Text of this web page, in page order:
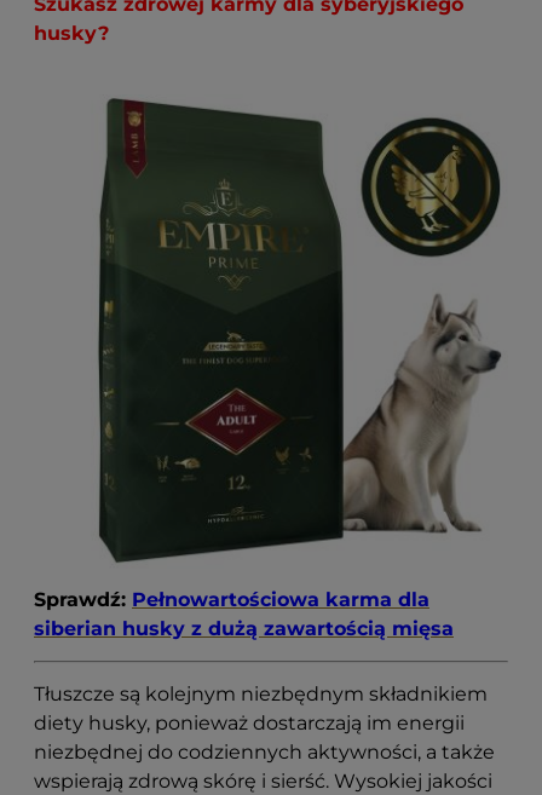
husky?
Sprawdź: Pełnowartościowa karma dla
siberian husky z dużą zawartością mięsa
Tłuszcze są kolejnym niezbędnym składnikiem
diety husky, ponieważ dostarczają im energii
niezbędnej do codziennych aktywności, a także
wspierają zdrową skórę i sierść. Wysokiej jakości